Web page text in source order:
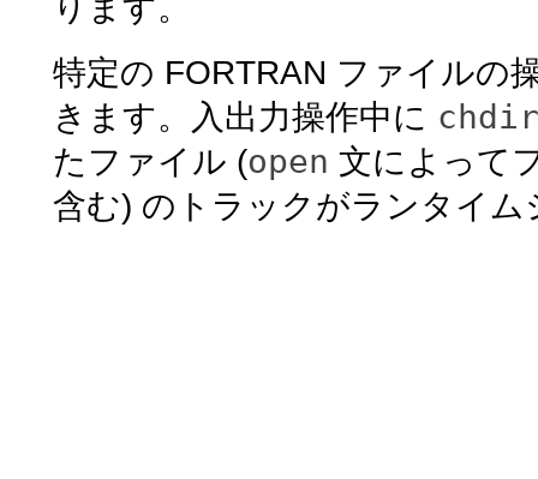
ります。
特定の FORTRAN ファイルの
きます。入出力操作中に chdir
たファイル (open 文によって
含む) のトラックがランタイ